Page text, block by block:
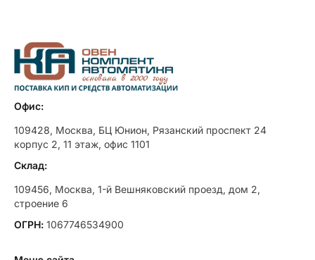
Офис:
109428, Москва, БЦ Юнион, Рязанский проспект 24
корпус 2, 11 этаж, офис 1101
Склад:
109456, Москва, 1-й Вешняковский проезд, дом 2,
строение 6
ОГРН: 1067746534900